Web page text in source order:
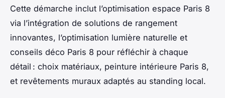
Cette démarche inclut l’optimisation espace Paris 8
via l’intégration de solutions de rangement
innovantes, l’optimisation lumière naturelle et
conseils déco Paris 8 pour réfléchir à chaque
détail : choix matériaux, peinture intérieure Paris 8,
et revêtements muraux adaptés au standing local.